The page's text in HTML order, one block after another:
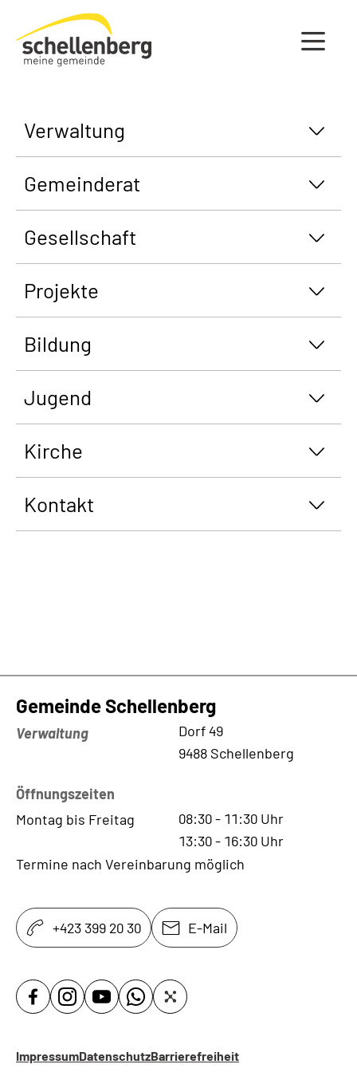
Gemeinde Schellenberg Startseite
Verwaltung
Gemeinderat
Gesellschaft
Projekte
Bildung
Jugend
Kirche
Kontakt
Gemeinde Schellenberg
Verwaltung
Dorf 49
9488 Schellenberg
Öffnungszeiten
Montag bis Freitag
08:30- 11:30 Uhr
13:30- 16:30 Uhr
Termine nach Vereinbarung möglich
+423 399 20 30 E-Mail
ImpressumDatenschutzBarrierefreiheit